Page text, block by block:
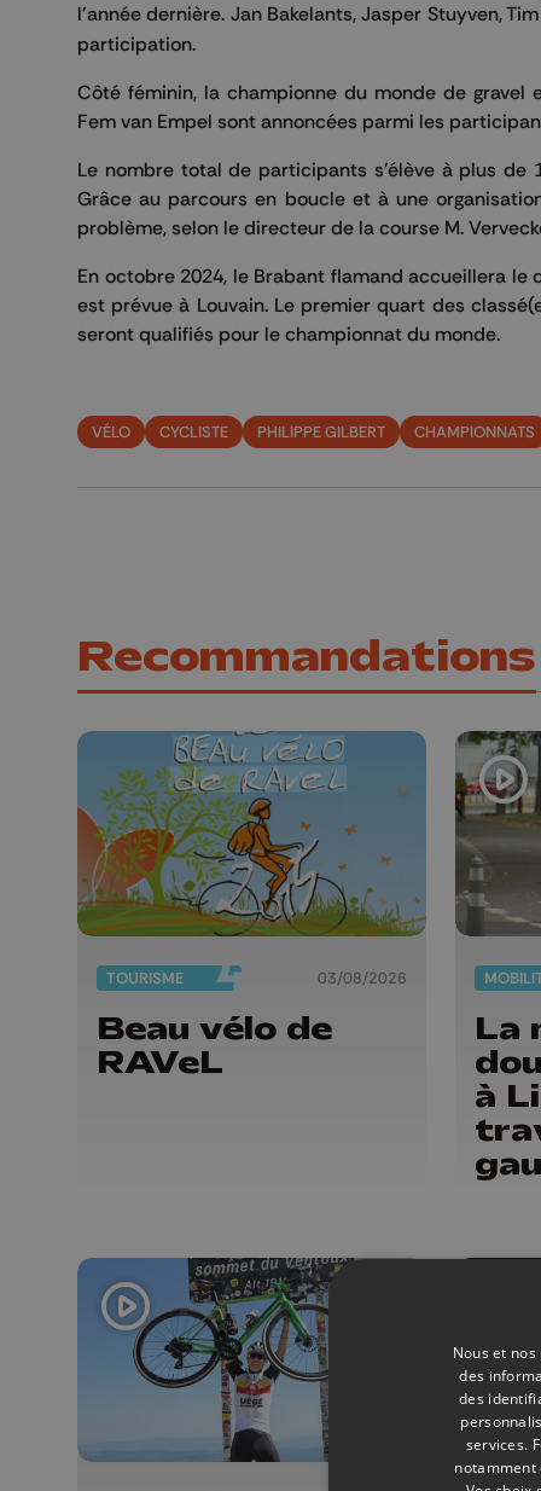
l'année dernière. Jan Bakelants, Jasper Stuyven,
participation.
Côté féminin, la championne du monde de gravel
Fem van Empel sont annoncées parmi les
Le nombre total de participants s'élève à plus de
Grâce au parcours en boucle et à une
problème, selon le directeur de la course M.
En octobre 2024, le Brabant flamand accueillera
est prévue à Louvain. Le premier quart des
seront qualifiés pour le championnat du monde.
VÉLO CYCLISTE PHILIPPE GILBERT CHAMPIONNATS
Recommandations
TOURISME 03/08/2026
Beau vélo de
RAVeL
La
à
Nous et
des
des
services.
notamment